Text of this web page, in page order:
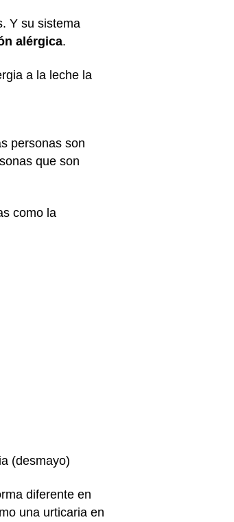
Y su sistema
alérgica.
a la leche la
personas son
que son
como la
(desmayo)
diferente en
una urticaria en